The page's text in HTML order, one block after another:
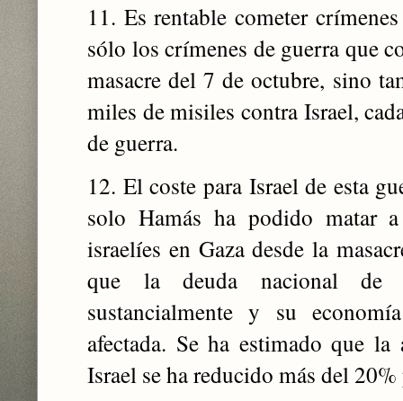
11. Es rentable cometer
sólo los crímenes de guerra que
masacre del 7 de octubre, sino
miles de misiles contra Israel,
de guerra.
12. El coste para Israel de esta
solo Hamás ha podido matar
israelíes en Gaza desde la
que la deuda nacional de
sustancialmente y su
afectada. Se ha estimado que
Israel se ha reducido más del